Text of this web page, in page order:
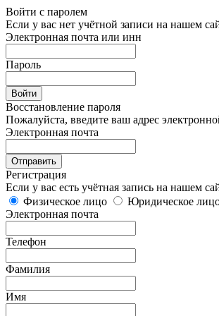
Войти с паролем
Если у вас нет учётной записи на нашем
Электронная почта или инн
Пароль
Восстановление пароля
Пожалуйста, введите ваш адрес
Электронная почта
Регистрация
Если у вас есть учётная запись на нашем
Физическое лицо
Юридическое
Электронная почта
Телефон
Фамилия
Имя